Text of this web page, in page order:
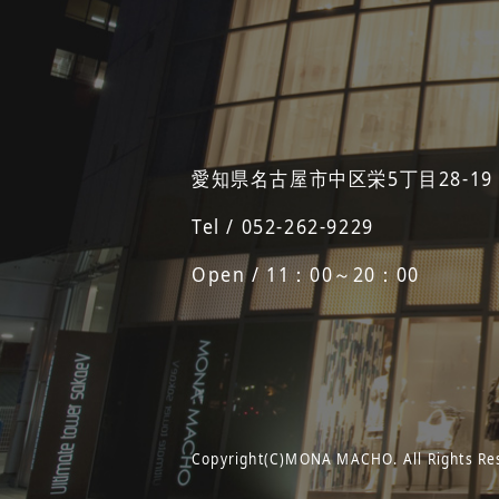
愛知県名古屋市中区栄5丁目28-
Tel / 052-262-9229
Open / 11：00～20：00
Copyright(C)MONA MACHO. All Rights